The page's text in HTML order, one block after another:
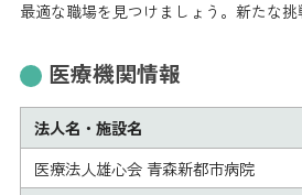
最適な職場を見つけましょう。新たな挑
医療機関情報
法人名・施設名
医療法人雄心会 青森新都市病院